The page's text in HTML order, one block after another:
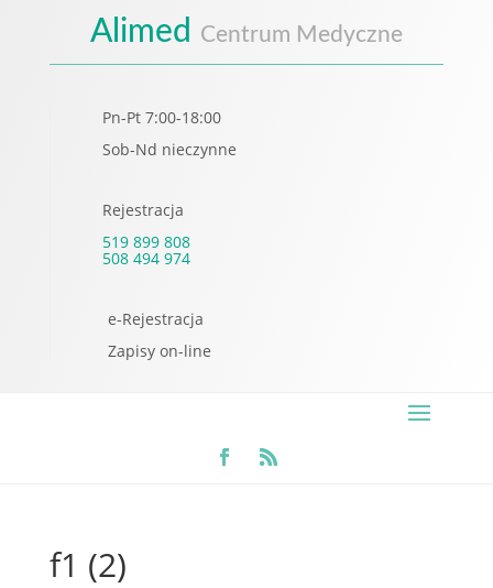
Alimed Centrum Medyczne
Pn-Pt 7:00-18:00
Sob-Nd nieczynne
Rejestracja
519 899 808
508 494 974
e-Rejestracja
Zapisy on-line
f1 (2)